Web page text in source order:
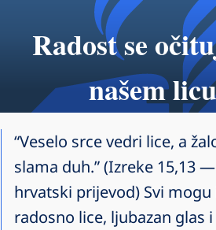
Radost se
našem licu
“Veselo srce vedri lice, a
slama duh.” (Izreke 15,13
hrvatski prijevod) Svi
radosno lice, ljubazan glas